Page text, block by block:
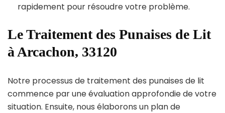
rapidement pour résoudre votre problème.
Le Traitement des Punaises de Lit
à Arcachon, 33120
Notre processus de traitement des punaises de lit
commence par une évaluation approfondie de votre
situation. Ensuite, nous élaborons un plan de